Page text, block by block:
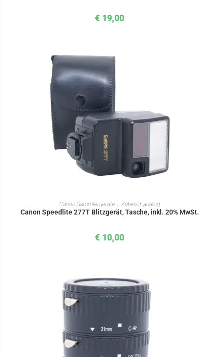
€ 19,00
IN DEN WARENKORB
Canon Sammlergeräte + Zubehör analog
Canon Speedlite 277T Blitzgerät, Tasche, inkl. 20% MwSt.
€ 10,00